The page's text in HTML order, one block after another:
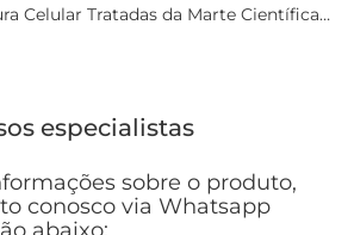
Celular Tratadas da Marte Científica
in vitro.
para observação microscópica e
tratada adequada para cultura de
especialistas
sobre o produto,
conosco via Whatsapp